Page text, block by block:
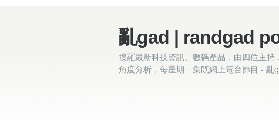
亂gad | randgad
搜羅最新科技資訊、數碼產品，由四位主持
角度分析，每星期一集既網上電台節目 - 亂